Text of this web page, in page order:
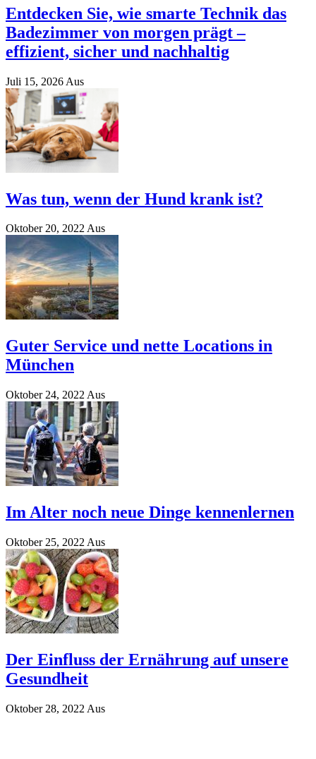
Entdecken Sie, wie smarte Technik das
Badezimmer von morgen prägt –
effizient, sicher und nachhaltig
Juli 15, 2026 Aus
Was tun, wenn der Hund krank ist?
Oktober 20, 2022Aus
Guter Service und nette Locations in
München
Oktober 24, 2022 Aus
Im Alter noch neue Dinge kennenlernen
Oktober 25, 2022 Aus
Der Einfluss der Ernährung auf unsere
Gesundheit
Oktober 28, 2022 Aus